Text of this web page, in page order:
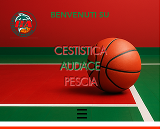
BENVENUTI SU
CESTISTICA
AUDACE
PESCIA